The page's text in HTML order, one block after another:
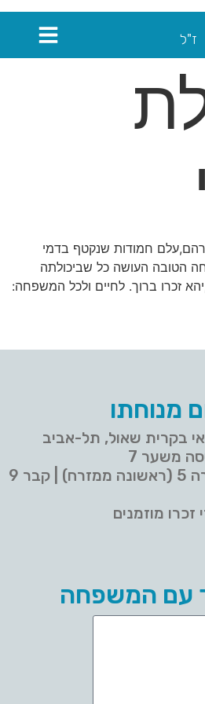
ז"ל
חמודות שנקטף בדמי
הטובה העושה כל שביכולתה
זכרו ברוך. לחיים ולכל המשפחה:
מנוחתו
בקרית שאול, תל-אביב
משער 7
זכרו מוזמנים
עם המשפחה